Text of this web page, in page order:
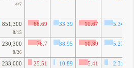
4/7
851,300
8/15
66.69 33.39 10.67
5.34
230,300
8/26
76.7 38.95 10.39
5.27
233,000 25.51 10.89 5.41
2.31